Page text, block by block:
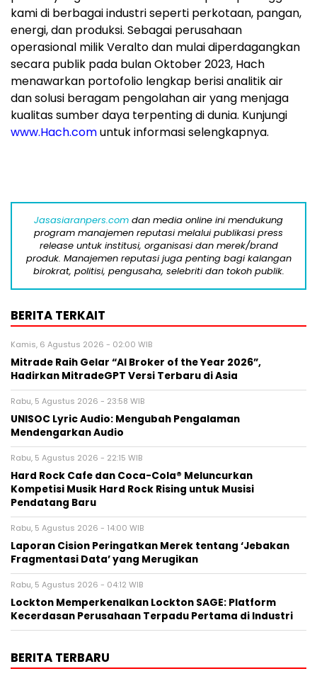
kami di berbagai industri seperti perkotaan, pangan,
energi, dan produksi. Sebagai perusahaan
operasional milik Veralto dan mulai diperdagangkan
secara publik pada bulan Oktober 2023, Hach
menawarkan portofolio lengkap berisi analitik air
dan solusi beragam pengolahan air yang menjaga
kualitas sumber daya terpenting di dunia. Kunjungi
www.Hach.comuntuk informasi selengkapnya.
Jasasiaranpers.com dan media online ini mendukung
program manajemen reputasi melalui publikasi press
release untuk institusi, organisasi dan merek/brand
produk. Manajemen reputasi juga penting bagi kalangan
birokrat, politisi, pengusaha, selebriti dan tokoh publik.
BERITA TERKAIT
Kamis, 6 Agustus 2026 - 02:00 WIB
Mitrade Raih Gelar “AI Broker of the Year 2026”,
Hadirkan MitradeGPT Versi Terbaru di Asia
Rabu, 5 Agustus 2026 - 23:58 WIB
UNISOC Lyric Audio: Mengubah Pengalaman
Mendengarkan Audio
Rabu, 5 Agustus 2026 - 22:15 WIB
Hard Rock Cafe dan Coca-Cola® Meluncurkan
Kompetisi Musik Hard Rock Rising untuk Musisi
Pendatang Baru
Rabu, 5 Agustus 2026 - 14:00 WIB
Laporan Cision Peringatkan Merek tentang ‘Jebakan
Fragmentasi Data’ yang Merugikan
Rabu, 5 Agustus 2026 - 04:12 WIB
Lockton Memperkenalkan Lockton SAGE: Platform
Kecerdasan Perusahaan Terpadu Pertama di Industri
BERITA TERBARU